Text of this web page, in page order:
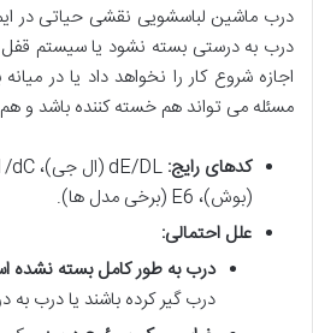
درب ماشین لباسشویی نقشی حیاتی در
درب به درستی بسته نشود یا سیستم
اجازه شروع کار را نخواهد داد یا در
مسئله می تواند هم خسته کننده باشد و هم
کدهای رایج:
(بوش)، E6 (برخی مدل ها).
علل احتمالی:
درب به طور کامل بسته نشده
درب گیر کرده باشند یا درب